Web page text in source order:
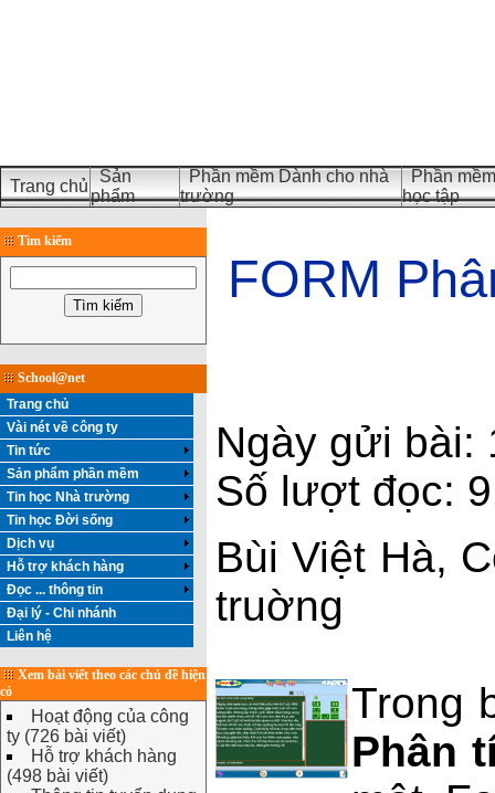
Trang chủ
Sản
phẩm
Phần mềm Dành cho nhà
trường
Phần
học tập
Tìm kiếm
School@net
Trang chủ
Vài nét về công ty
Tin tức
Sản phẩm phần mềm
Tin học Nhà trường
Tin học Đời sống
Dịch vụ
Hỗ trợ khách hàng
Đọc ... thông tin
Đại lý - Chi nhánh
Liên hệ
Xem bài viết theo các chủ đề hiện
có
Hoạt động của công
ty (726 bài viết)
Hỗ trợ khách hàng
(498 bài viết)
FORM
Ngày gửi bài:
Số lượt đọc:
Bùi Việt Hà,
truờng
Trong
Phân